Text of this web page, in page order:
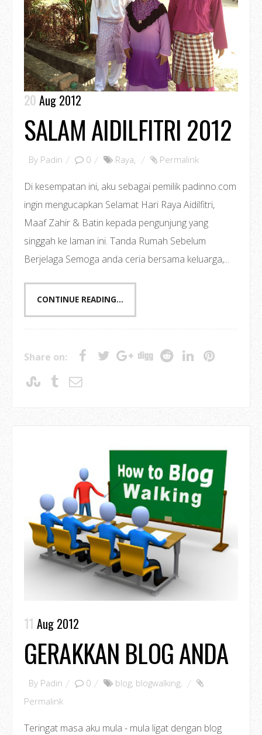
20 Aug 2012
SALAM AIDILFITRI 2012
By Padin 0 Raya, Permalink
Di kesempatan ini, aku sebagai pemilik padinno.com
ingin mengucapkan Selamat Hari Raya Aidilfitri,
Maaf Zahir & Batin kepada pengunjung yang
singgah ke laman ini. Tanda Rumah Sebelum
Berjelaga Semoga anda ceria bersama keluarga,...
CONTINUE READING...
Share on:
11 Aug 2012
GERAKKAN BLOG ANDA
By Padin 0 blog, blogwalking,
Permalink
Teringat masa aku mula - mula ligat dengan blog